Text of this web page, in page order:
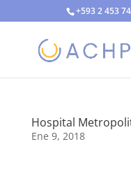
+593 2 453
Hospital
Ene 9, 2018